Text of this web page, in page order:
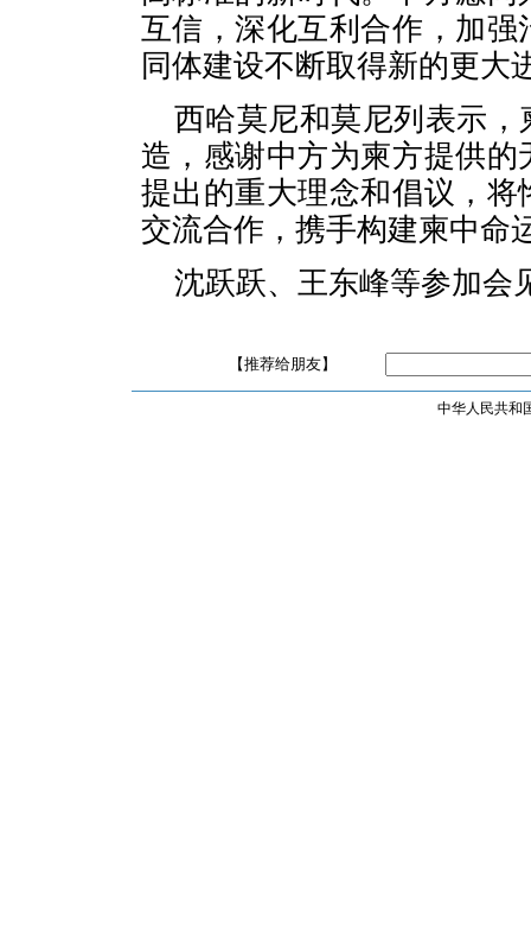
互信，深化互利合作，加
同体建设不断取得新的更大
西哈莫尼和莫尼列表示
造，感谢中方为柬方提供
提出的重大理念和倡议，
交流合作，携手构建柬中命
沈跃跃、王东峰等参加会
【推荐给朋友】
中华人民共和